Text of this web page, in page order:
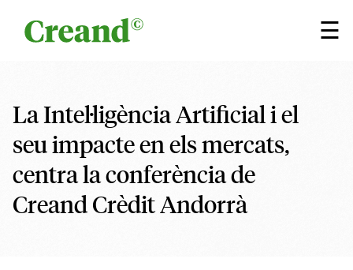
☰
×
La Intel·ligència Artificial i el
seu impacte en els mercats,
centra la conferència de
Creand Crèdit Andorrà